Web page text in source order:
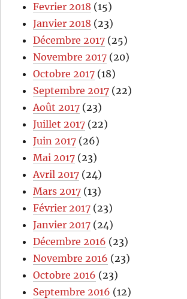
Fevrier 2018 (15)
Janvier 2018 (23)
Décembre 2017 (25)
Novembre 2017 (20)
Octobre 2017 (18)
Septembre 2017 (22)
Août 2017 (23)
Juillet 2017 (22)
Juin 2017 (26)
Mai 2017 (23)
Avril 2017 (24)
Mars 2017 (13)
Février 2017 (23)
Janvier 2017 (24)
Décembre 2016 (23)
Novembre 2016 (23)
Octobre 2016 (23)
Septembre 2016 (12)